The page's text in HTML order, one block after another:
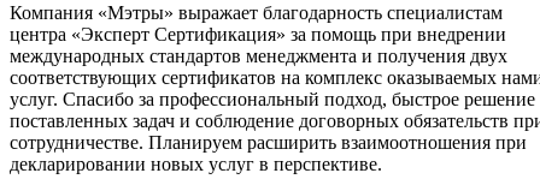
Компания «Мэтры» выражает благодарность специалистам
центра «Эксперт Сертификация» за помощь при внедрении
международных стандартов менеджмента и получения двух
соответствующих сертификатов на комплекс оказываемых
услуг. Спасибо за профессиональный подход, быстрое решение
поставленных задач и соблюдение договорных обязательств
сотрудничестве. Планируем расширить взаимоотношения при
декларировании новых услуг в перспективе.